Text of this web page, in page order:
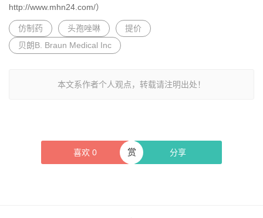
http://www.mhn24.com/）
仿制药 头孢唑啉
提价
贝朗B. Braun Medical Inc
本文系作者个人观点，转载请注明出处！
喜欢 0 分享
赏